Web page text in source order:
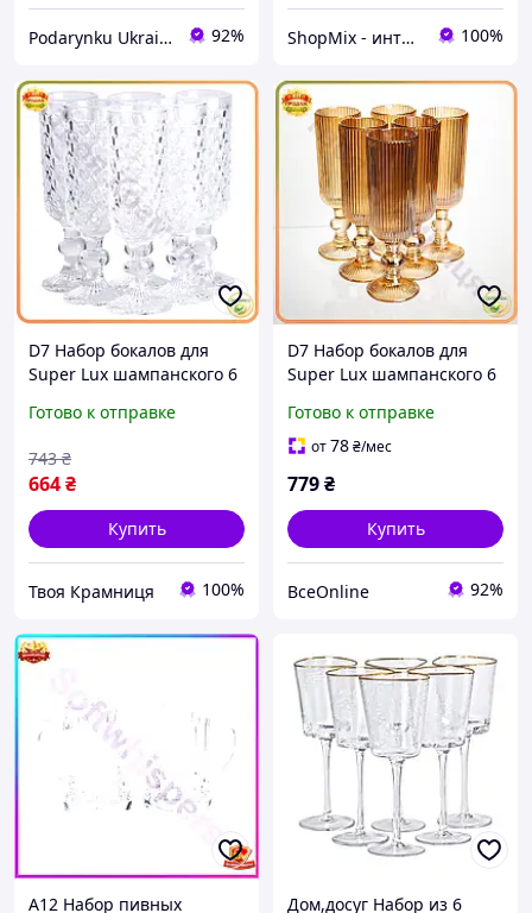
Podarynku Ukraine 92% ShopMix - интернет-магазин сумок и аксессуаров 100%
D7 Набор бокалов для
Super Lux шампанского 6
прозрачные для
MOD58L
Готово к отправке
664₴
743 ₴
Купить
Твоя Крамниця 100%
D7 Набор бокалов для
Super Lux шампанского 6
для игристых вин
праздничная посуд
Готово к отправке
от78₴/мес
779₴
Купить
ВсеOnline 92%
A12 Набор пивных
Дом,досуг Набор из 6